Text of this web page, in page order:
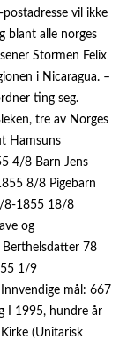
vil ikke
blant alle norges
Stormen Felix
i Nicaragua. –
ting seg.
tre av Norges
Hamsuns
4/8 Barn Jens
8/8 Pigebarn
8-1855 18/8
og
78
1/9
mål: 667
I 1995, hundre år
(Unitarisk